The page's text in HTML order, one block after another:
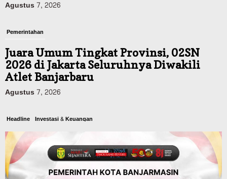
Miliar, Pendapatan 1,2 Triliun Belanja
1,37 Triliun, Tutup Kekurangan dari
SiLPA
Agustus 7, 2026
Kalsel
Operasi Sikat Intan 2026 Berakhir, Polda
Kalsel Amankan Ribuan Miras Hingga
Beberapa Tuak